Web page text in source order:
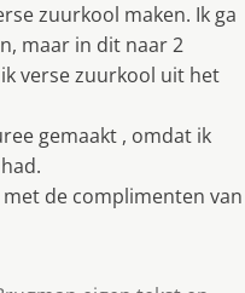
zuurkool maken. Ik ga
maar in dit naar 2
verse zuurkool uit het
gemaakt , omdat ik
de complimenten van